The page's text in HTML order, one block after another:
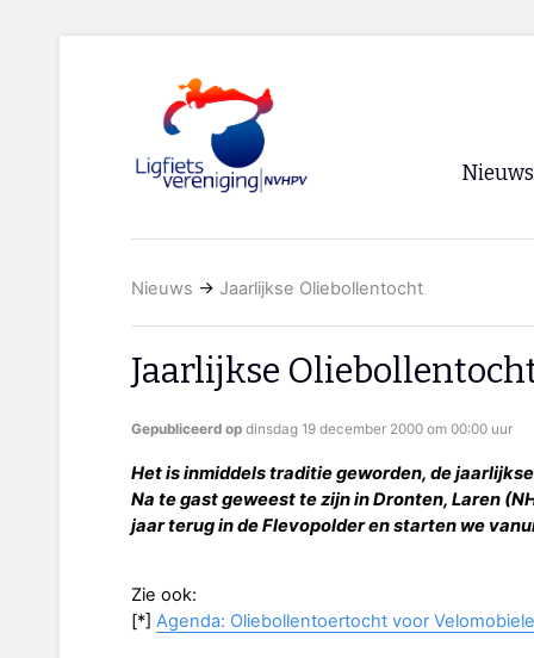
Nieuws
RSS
Nieuws → Jaarlijkse Oliebollentocht
Jaarlijkse
Gepubliceerd op dinsdag 19 december 2000 om 00:00 uur
Het is inmiddels traditie geworden, de
Na te gast geweest te zijn in Dronten, Laren
jaar terug in de Flevopolder en starten we
Zie ook:
[*] Agenda: Oliebollentoertocht voor